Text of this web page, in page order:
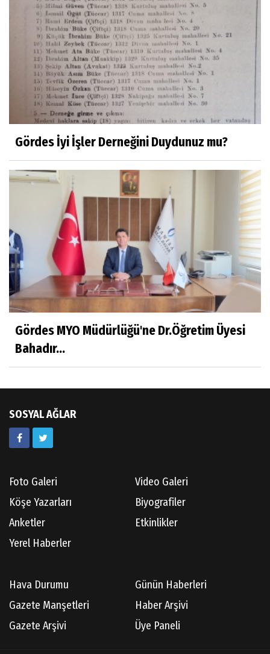
Prof.Dr.Süleyman Sami İLKER
Mühendislerin de Sanat Ruhu Olmalı
Dr.Fatih KESKİN
Millî Edebiyat, Millî Şuur, Millî Takım
Sıracettin ÇELİK
Çalıkuşu
Dr.Tuğçe Yıldırım
Aşı: Toplum Sağlığının Görünmez Kalkanı
Hatice CAVULDAK
Hayatımın İçinden
Av.Ahmet ÖZDEMİR
Doç.Dr.İbrahim KOÇ
Cüneyt AYBEY
Hisarcıların Son Şairini Uğurlarken
Gördes İyi İşler Derneğini Duydunuz mu?
Gördes MYO Müdürlüğü'ne Dr.Öğretim Üyesi
Bahadır...
SOSYAL AĞLAR
Foto Galeri
Video Galeri
Köşe Yazarları
Biyografiler
Anketler
Etkinlikler
Yerel Haberler
Hava Durumu
Günün Haberleri
Gazete Manşetleri
Haber Arşivi
Gazete Arşivi
Üye Paneli